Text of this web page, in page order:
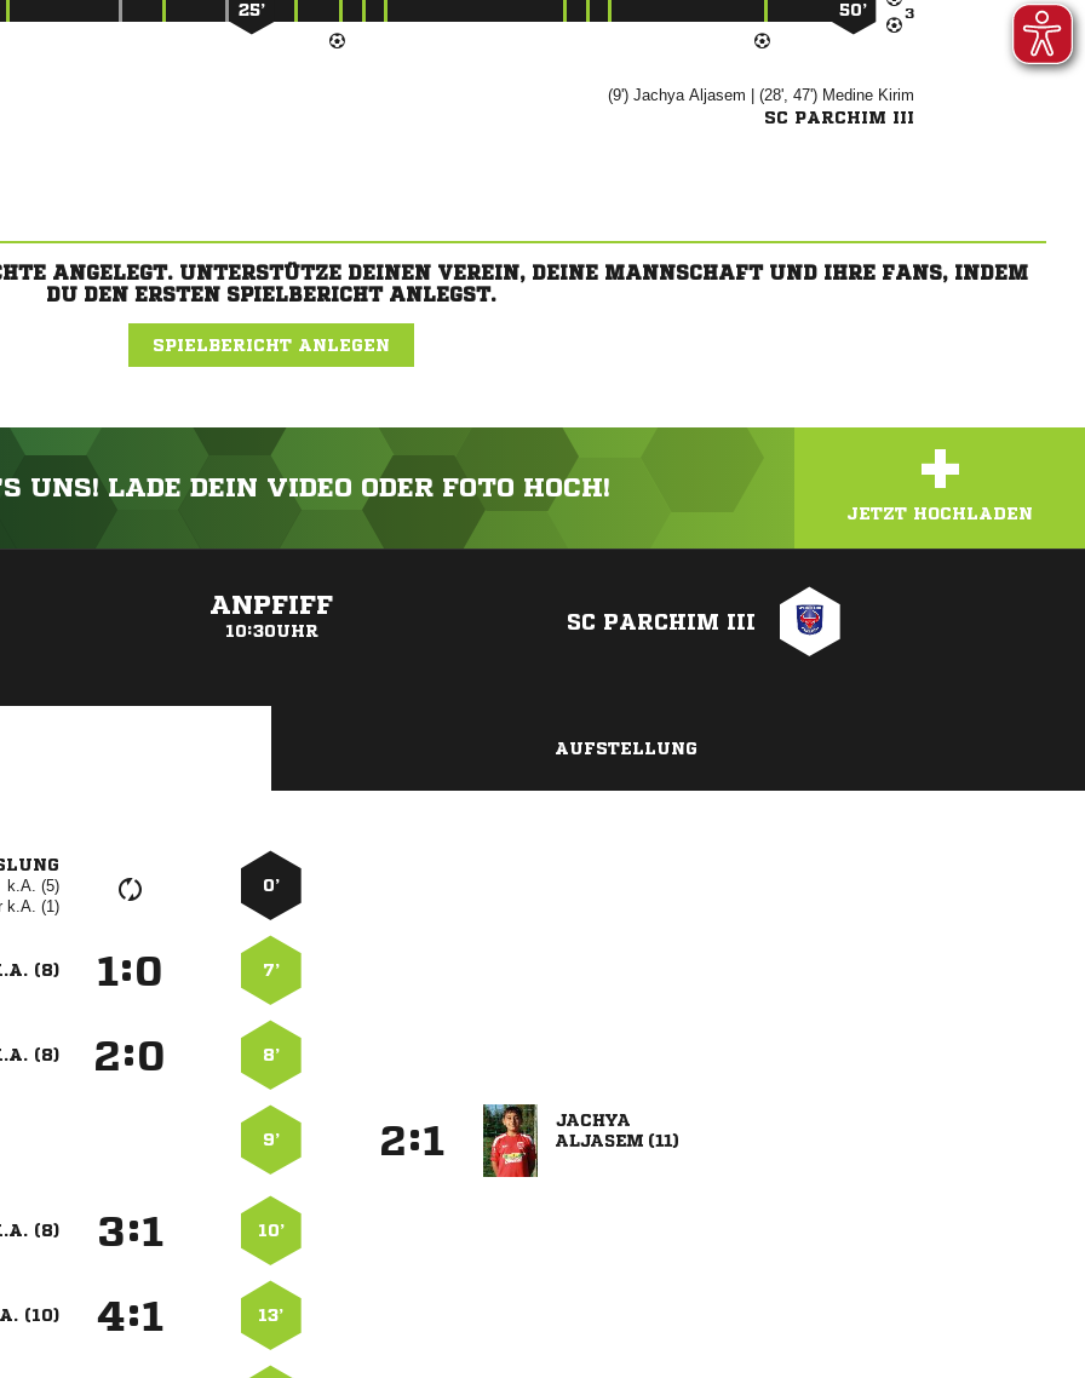

25’ 50’
(9')  | (28', 47')  
SC PARCHIM III
ANGELEGT. UNTERSTÜTZE DEINEN VEREIN, DEINE MANNSCHAFT UND IHRE FANS, INDEM
DU DEN ERSTEN SPIELBERICHT ANLEGST.
SPIELBERICHT ANLEGEN
UNS! LADE DEIN VIDEO ODER FOTO HOCH! +
JETZT HOCHLADEN
ANPFIFF
10:30UHR SC PARCHIM III
AUFSTELLUNG
k.A. (5)
k.A. (1)
0’
(8) : 7’
(8) : 8’
9’ :

 
(8) : 10’
(10) : 13’